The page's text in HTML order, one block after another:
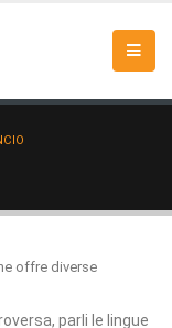
offre diverse
parli le lingue